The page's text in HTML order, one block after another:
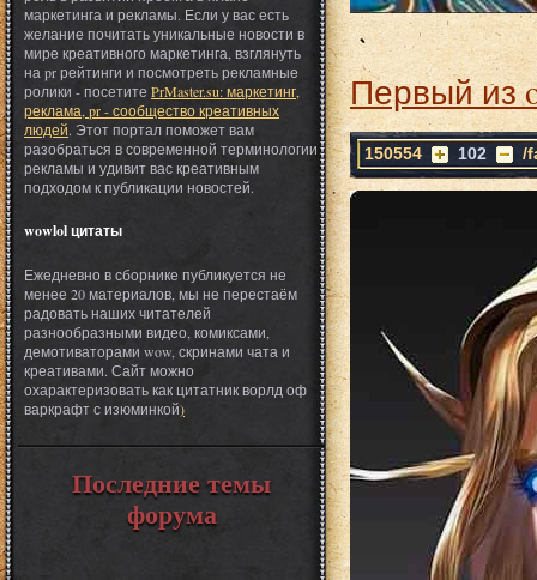
маркетинга и рекламы. Если у вас есть
желание почитать уникальные новости в
мире креативного маркетинга, взглянуть
на pr рейтинги и посмотреть рекламные
ролики - посетите PrMaster.su: маркетинг,
реклама, pr - сообщество креативных
людей. Этот портал поможет вам
разобраться в современной терминологии
рекламы и удивит вас креативным
подходом к публикации новостей.
wowlol цитаты
Ежедневно в сборнике публикуется не
менее 20 материалов, мы не перестаём
радовать наших читателей
разнообразными видео, комиксами,
демотиваторами wow, скринами чата и
креативами. Сайт можно
охарактеризовать как цитатник ворлд оф
варкрафт с изюминкой)
Последние темы
форума
Первый из
150554 102 /